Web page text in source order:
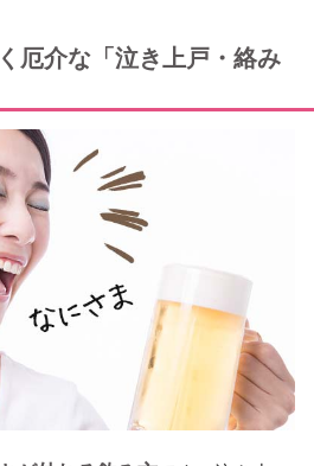
厄介な「泣き上戸・絡み